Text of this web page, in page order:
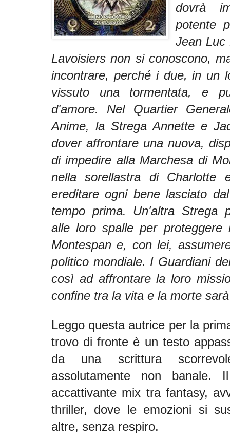
dovrà
potente
Jean Luc
Lavoisiers non si conoscono,
incontrare, perché i due, in un
vissuto una tormentata, e
d'amore. Nel Quartier
Anime, la Strega Annette e
dover affrontare una nuova,
di impedire alla Marchesa di
nella sorellastra di Charlotte
ereditare ogni bene lasciato
tempo prima. Un'altra Strega
alle loro spalle per proteggere
Montespan e, con lei,
politico mondiale. I Guardiani
così ad affrontare la loro
confine tra la vita e la morte
Leggo questa autrice per la
trovo di fronte è un testo
da una scrittura
assolutamente non banale.
accattivante mix tra fantasy,
thriller, dove le emozioni si
altre, senza respiro.